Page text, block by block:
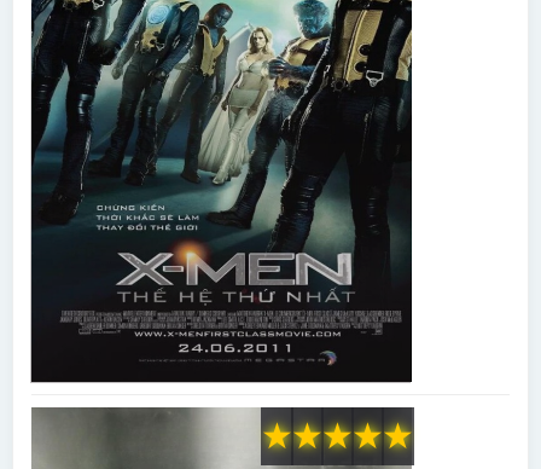
★
★
★
★
★